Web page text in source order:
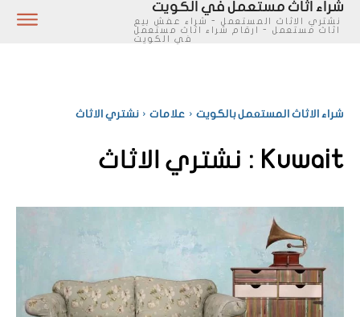
شراء اثاث مستعمل في الكويت
نشتري الاثاث المستعمل - شراء عفش بيع
اثاث مستعمل - ارقام شراء اثاث مستعمل
في الكويت
شراء الاثاث المستعمل بالكويت علامات نشتري الاثاث
Kuwait : نشتري الاثاث